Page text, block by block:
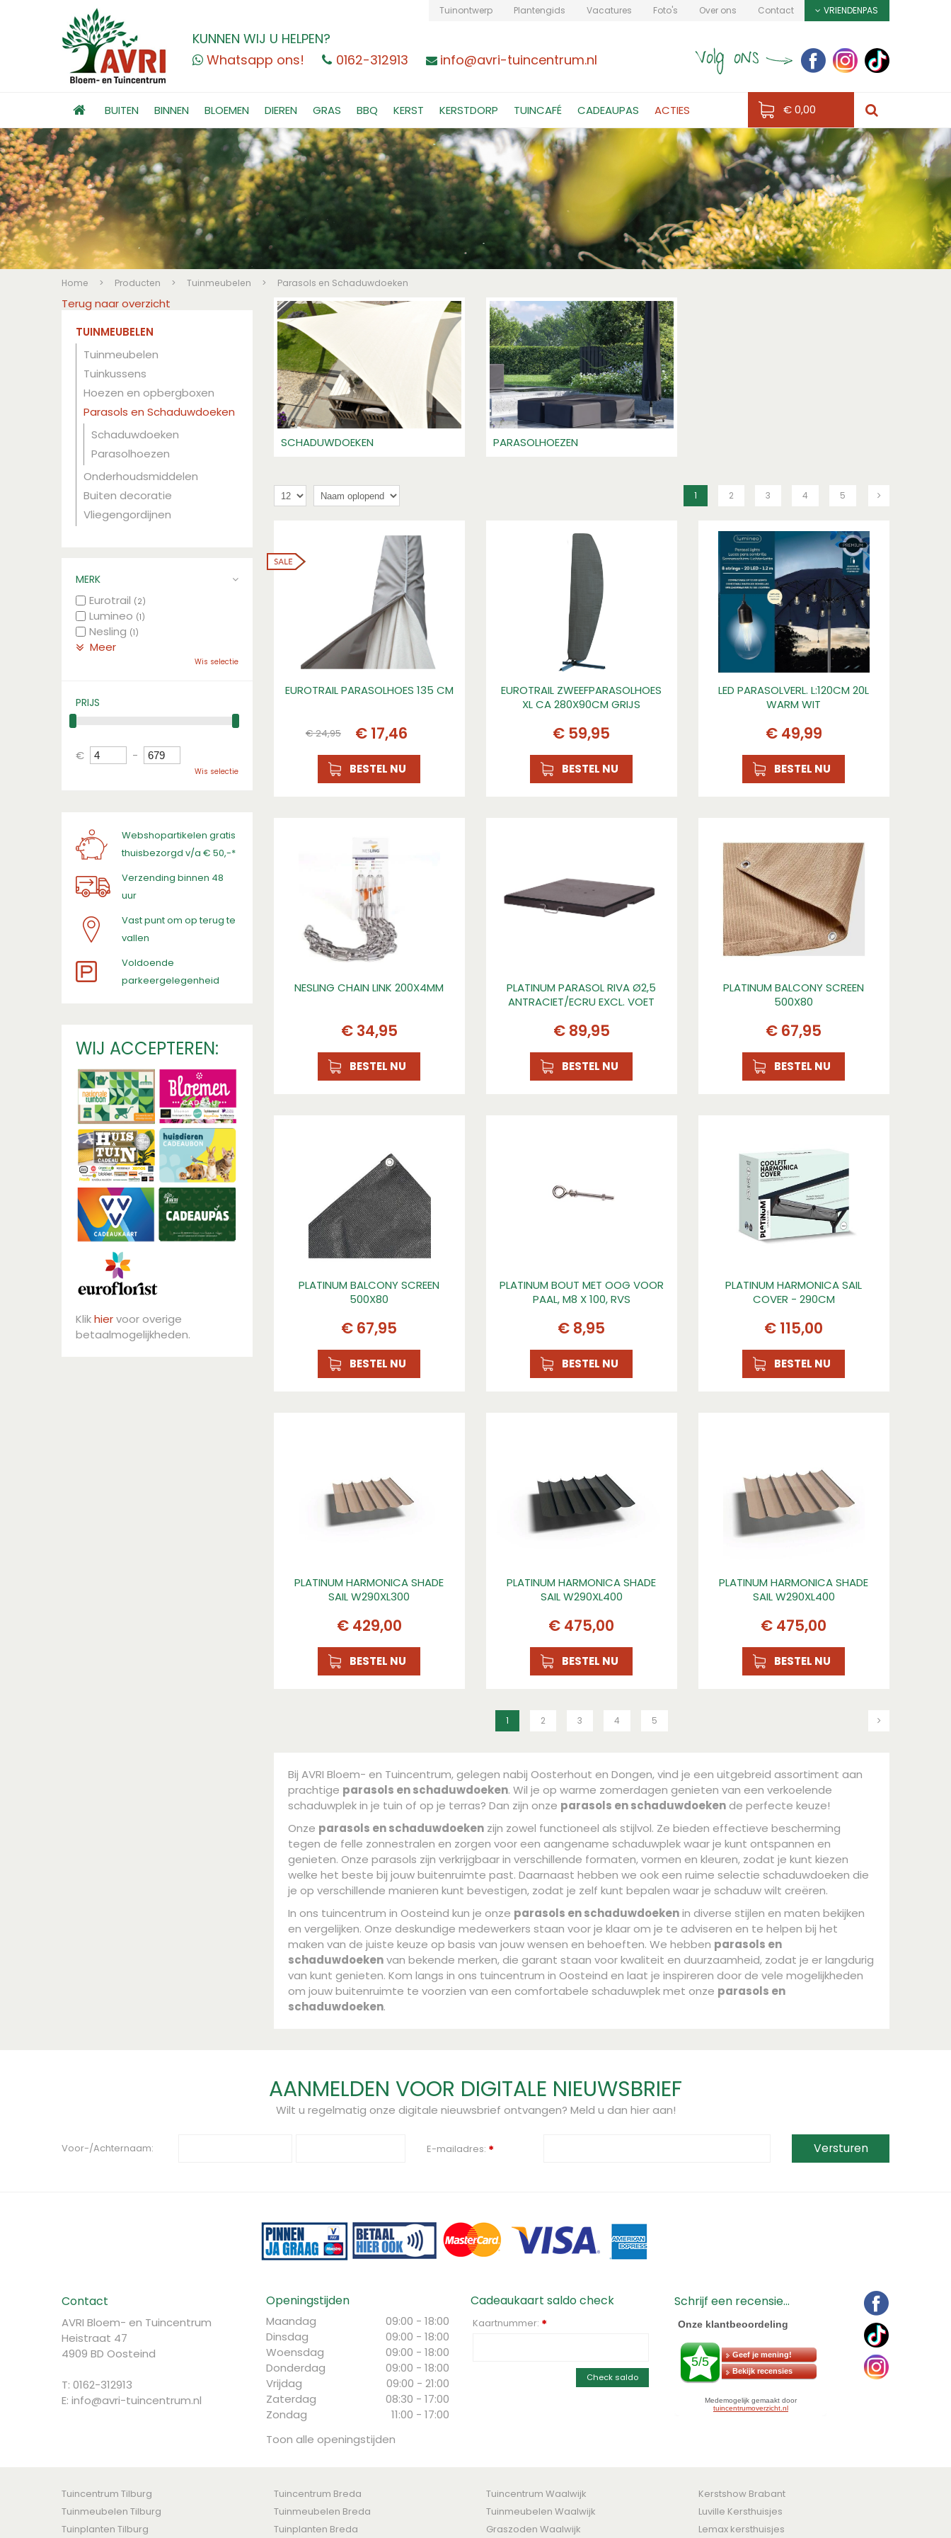
Home > Producten > Tuinmeubelen > Parasols en Schaduwdoeken
KUNNEN WIJ U HELPEN?
Whatsapp ons!
0162-312913 info@avri-tuincentrum.nl
Tuinontwerp Plantengids Vacatures Foto's Over ons Contact VRIENDENPAS
BUITEN BINNEN BLOEMEN DIEREN GRAS BBQ KERST KERSTDORP TUINCAFÉ CADEAUPAS ACTIES € 0,00
SCHADUWDOEKEN PARASOLHOEZEN
1 2 3 4 5
EUROTRAIL PARASOLHOES 135 CM
€24,95 € 17,46
BESTEL NU
EUROTRAIL ZWEEFPARASOLHOES
XL CA 280X90CM GRIJS
€ 59,95
BESTEL NU
LED PARASOLVERL. L:120CM 20L
WARM WIT
€ 49,99
BESTEL NU
NESLING CHAIN LINK 200X4MM
€ 34,95
BESTEL NU
PLATINUM PARASOL RIVA Ø2,5
ANTRACIET/ECRU EXCL. VOET
€ 89,95
BESTEL NU
PLATINUM BALCONY SCREEN
500X80
€ 67,95
BESTEL NU
PLATINUM BALCONY SCREEN
500X80
€ 67,95
BESTEL NU
PLATINUM BOUT MET OOG VOOR
PAAL, M8 X 100, RVS
€ 8,95
BESTEL NU
PLATINUM HARMONICA SAIL
COVER - 290CM
€ 115,00
BESTEL NU
PLATINUM HARMONICA SHADE
SAIL W290XL300
€ 429,00
BESTEL NU
PLATINUM HARMONICA SHADE
SAIL W290XL400
€ 475,00
BESTEL NU
PLATINUM HARMONICA SHADE
SAIL W290XL400
€ 475,00
BESTEL NU
1 2 3 4 5
Bij AVRI Bloem- en Tuincentrum, gelegen nabij Oosterhout en Dongen, vind je een uitgebreid assortiment aan
prachtige parasols en schaduwdoeken. Wil je op warme zomerdagen genieten van een verkoelende
schaduwplek in je tuin of op je terras? Dan zijn onze parasols en schaduwdoekende perfecte keuze!
Onze parasols en schaduwdoeken zijn zowel functioneel als stijlvol. Ze bieden effectieve bescherming
tegen de felle zonnestralen en zorgen voor een aangename schaduwplek waar je kunt ontspannen en
genieten. Onze parasols zijn verkrijgbaar in verschillende formaten, vormen en kleuren, zodat je kunt kiezen
welke het beste bij jouw buitenruimte past. Daarnaast hebben we ook een ruime selectie schaduwdoeken die
je op verschillende manieren kunt bevestigen, zodat je zelf kunt bepalen waar je schaduw wilt creëren.
In ons tuincentrum in Oosteind kun je onze parasols en schaduwdoekenin diverse stijlen en maten bekijken
en vergelijken. Onze deskundige medewerkers staan voor je klaar om je te adviseren en te helpen bij het
maken van de juiste keuze op basis van jouw wensen en behoeften. We hebben parasols en
schaduwdoekenvan bekende merken, die garant staan voor kwaliteit en duurzaamheid, zodat je er langdurig
van kunt genieten. Kom langs in ons tuincentrum in Oosteind en laat je inspireren door de vele mogelijkheden
om jouw buitenruimte te voorzien van een comfortabele schaduwplek met onze parasols en
schaduwdoeken.
Terug naar overzicht
TUINMEUBELEN
Tuinmeubelen
Tuinkussens
Hoezen en opbergboxen
Parasols en Schaduwdoeken
Schaduwdoeken
Parasolhoezen
Onderhoudsmiddelen
Buiten decoratie
Vliegengordijnen
MERK
Eurotrail (2)
Lumineo (1)
Nesling (1)
Meer
Wis selectie
PRIJS
€ -
Wis selectie
Webshopartikelen gratis
thuisbezorgd v/a € 50,-*
Verzending binnen 48
uur
Vast punt om op terug te
vallen
​Voldoende
parkeergelegenheid
WIJ ACCEPTEREN:
Klikhiervoor overige
betaalmogelijkheden.
AANMELDEN VOOR DIGITALE NIEUWSBRIEF
Wilt u regelmatig onze digitale nieuwsbrief ontvangen? Meld u dan hier aan!
Voor-/Achternaam: E-mailadres: *
Contact
AVRI Bloem- en Tuincentrum
Heistraat 47
4909 BD Oosteind
T: 0162-312913
E: info@avri-tuincentrum.nl
Openingstijden
Maandag
09:00 - 18:00
Dinsdag
09:00 - 18:00
Woensdag
09:00 - 18:00
Donderdag
09:00 - 18:00
Vrijdag
09:00 - 21:00
Zaterdag
08:30 - 17:00
Zondag
11:00 - 17:00
Toon alle openingstijden
Cadeaukaart saldo check
Kaartnummer: *
Check saldo
Schrijf een recensie...
Tuincentrum Tilburg
Tuinmeubelen Tilburg
Tuinplanten Tilburg
Tuincentrum Breda
Tuinmeubelen Breda
Tuinplanten Breda
Tuincentrum Waalwijk
Tuinmeubelen Waalwijk
Graszoden Waalwijk
Kerstshow Brabant
Luville Kersthuisjes
Lemax kersthuisjes